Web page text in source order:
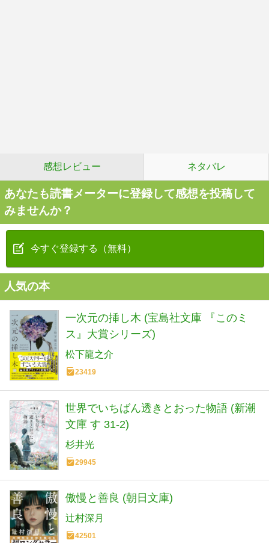
感想レビュー ネタバレ
あなたも読書メーターに登録して感想を投稿して
みませんか？
今すぐ登録する（無料）
人気の本
一次元の挿し木 (宝島社文庫 『このミ
ス』大賞シリーズ)
松下龍之介
23419
世界でいちばん透きとおった物語 (新潮
文庫 す 31-2)
杉井光
29945
傲慢と善良 (朝日文庫)
辻村深月
42501